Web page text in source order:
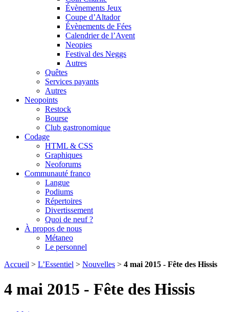
Évènements Jeux
Coupe d’Altador
Évènements de Fées
Calendrier de l’Avent
Neopies
Festival des Neggs
Autres
Quêtes
Services payants
Autres
Neopoints
Restock
Bourse
Club gastronomique
Codage
HTML & CSS
Graphiques
Neoforums
Communauté franco
Langue
Podiums
Répertoires
Divertissement
Quoi de neuf ?
À propos de nous
Métaneo
Le personnel
Accueil > L’Essentiel > Nouvelles > 4 mai 2015 - Fête des Hissis
4 mai 2015 - Fête des Hissis